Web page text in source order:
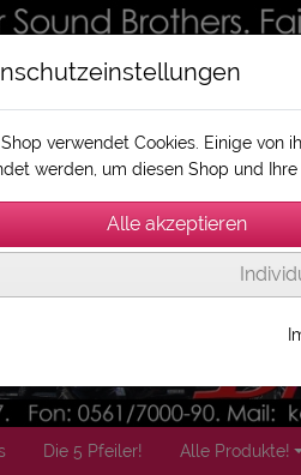
Die 5 Pfeiler! Alle Produkte!
Shop verwendet Cookies. Einige von
werden, um diesen Shop und